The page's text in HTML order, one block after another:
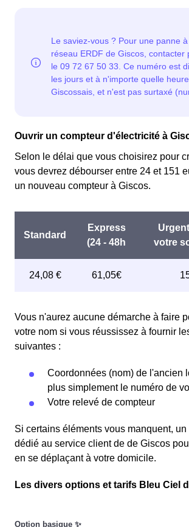
Ouvrir un compteur d'électricité à
Selon le délai que vous choisirez pour
vous devrez débourser entre 24 et 151
un nouveau compteur à Giscos.
Vous n'aurez aucune démarche à faire
votre nom si vous réussissez à fournir
suivantes :
Coordonnées (nom) de l'ancien
plus simplement le numéro de
Votre relevé de compteur
Si certains éléments vous manquent,
dédié au service client de de Giscos
en se déplaçant à votre domicile.
Les divers options et tarifs Bleu Ciel